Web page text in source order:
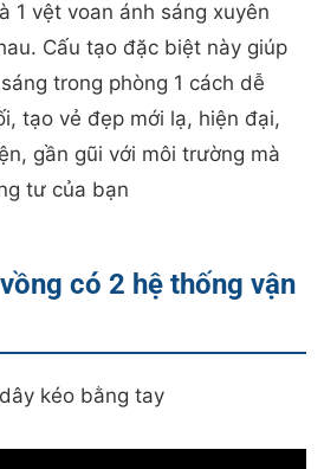
1 vệt voan ánh sáng xuyên
Cấu tạo đặc biệt này giúp
trong phòng 1 cách dễ
tạo vẻ đẹp mới lạ, hiện đại,
gần gũi với môi trường mà
tư của bạn
có 2 hệ thống vận
kéo bằng tay